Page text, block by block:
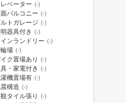
ベーター (-)
面バルコニー (-)
ルトガレージ (-)
器具付き (-)
インランドリー (-)
場 (-)
ク置場あり (-)
・家電付き (-)
機置場有 (-)
構造 (-)
タイル張り (-)